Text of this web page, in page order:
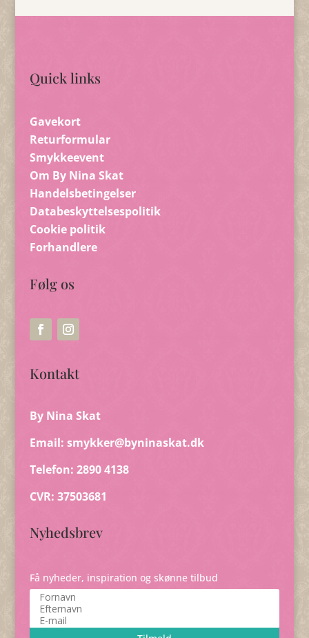
Quick links
Gavekort
Returformular
Smykkeevent
Om By Nina Skat
Handelsbetingelser
Databeskyttelsespolitik
Cookie politik
Forhandlere
Følg os
Kontakt
By Nina Skat
Email: smykker@byninaskat.dk
Telefon: 2890 4138
CVR: 37503681
Nyhedsbrev
Få nyheder, inspiration og skønne tilbud